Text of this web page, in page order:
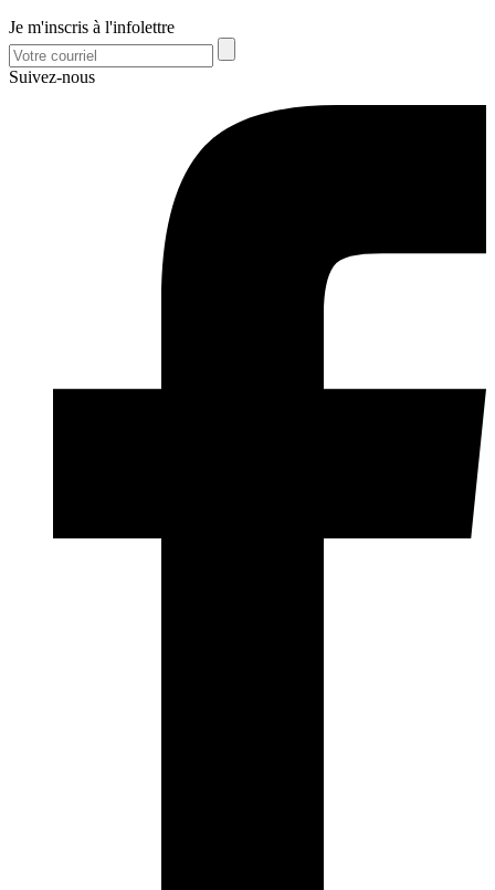
Je m'inscris à l'infolettre
Suivez-nous